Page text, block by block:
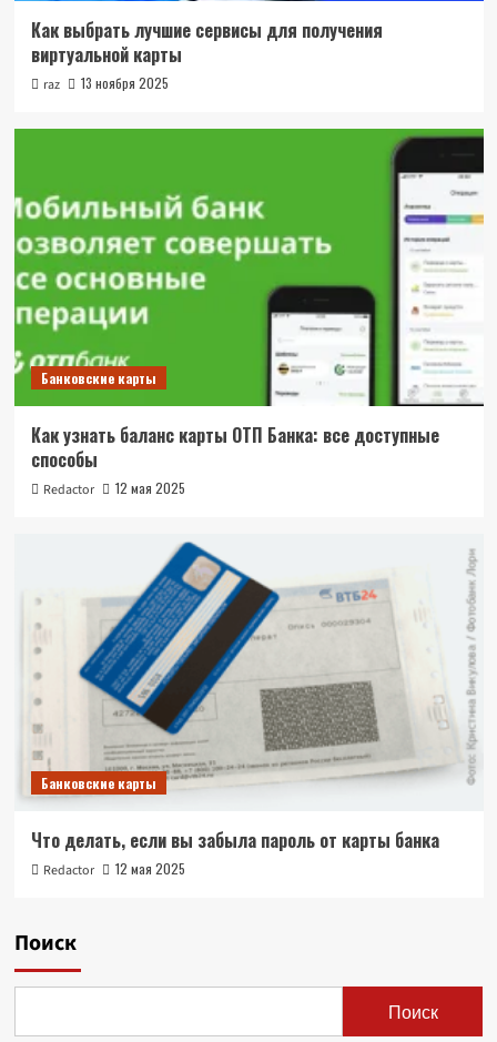
Как выбрать лучшие сервисы для получения
виртуальной карты
raz 13 ноября 2025
Банковские карты
Как узнать баланс карты ОТП Банка: все доступные
способы
Redactor 12 мая 2025
Банковские карты
Что делать, если вы забыла пароль от карты банка
Redactor 12 мая 2025
Поиск
Поиск